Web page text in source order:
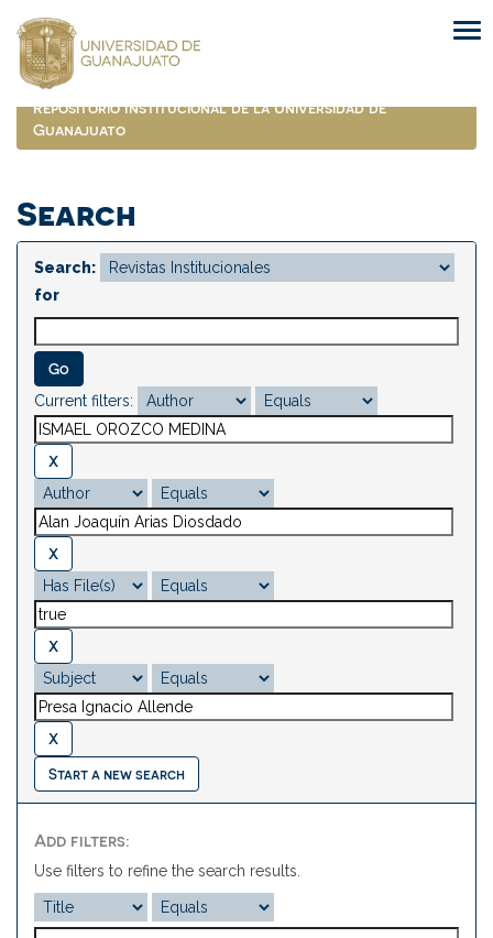
navigation
Repositorio Institucional de la Universidad de
Guanajuato
Search
Search:
for
Current filters:
Start a new search
Add filters:
Use filters to refine the search results.